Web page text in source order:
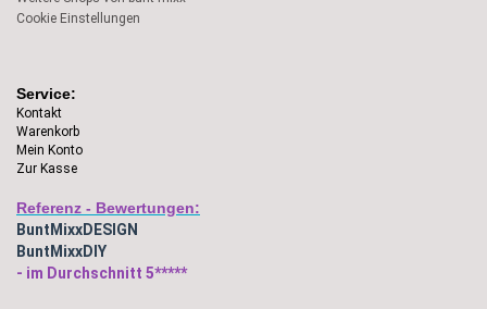
Cookie Einstellungen
Service:
Kontakt
Warenkorb
Mein Konto
Zur Kasse
Referenz - Bewertungen:
BuntMixxDESIGN
BuntMixxDIY
- im Durchschnitt 5*****